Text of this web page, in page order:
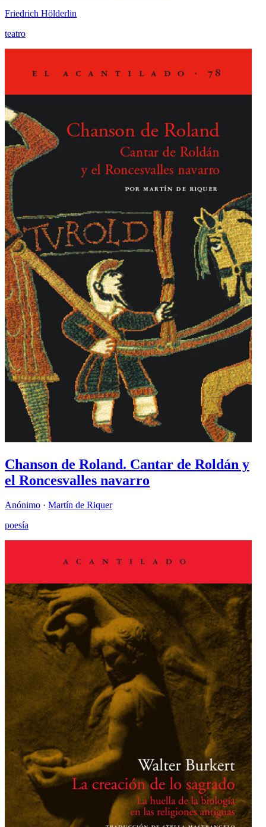
Friedrich Hölderlin
teatro
Chanson de Roland. Cantar de Roldán y
el Roncesvalles navarro
Anónimo · Martín de Riquer
poesía